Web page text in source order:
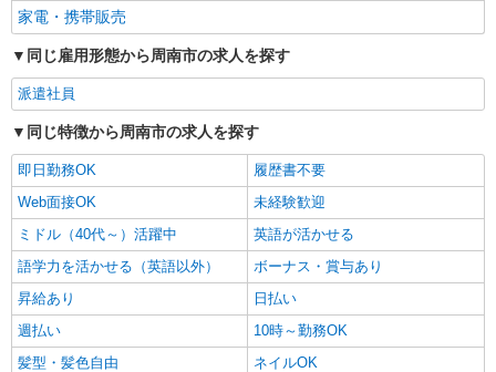
家電・携帯販売
同じ雇用形態から周南市の求人を探す
派遣社員
同じ特徴から周南市の求人を探す
即日勤務OK
履歴書不要
Web面接OK
未経験歓迎
ミドル（40代～）活躍中
英語が活かせる
語学力を活かせる（英語以外）
ボーナス・賞与あり
昇給あり
日払い
週払い
10時～勤務OK
髪型・髪色自由
ネイルOK